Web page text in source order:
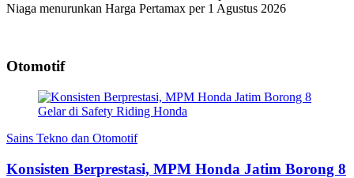
Niaga menurunkan Harga Pertamax per 1 Agustus 2026
Otomotif
Sains Tekno dan Otomotif
Konsisten Berprestasi, MPM Honda Jatim Borong 8